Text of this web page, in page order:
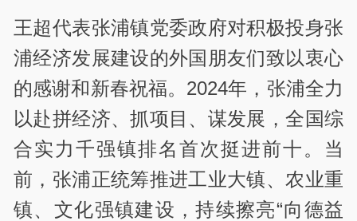
王超代表张浦镇党委政府对积极投身张
浦经济发展建设的外国朋友们致以衷心
的感谢和新春祝福。2024年，张浦全力
以赴拼经济、抓项目、谋发展，全国综
合实力千强镇排名首次挺进前十。当
前，张浦正统筹推进工业大镇、农业重
镇、文化强镇建设，持续擦亮“向德益